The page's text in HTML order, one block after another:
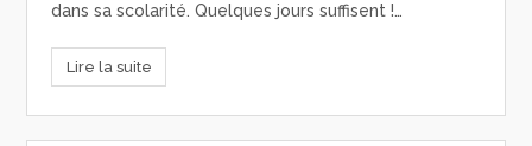
dans sa scolarité. Quelques jours suffisent !…
Lire la suite